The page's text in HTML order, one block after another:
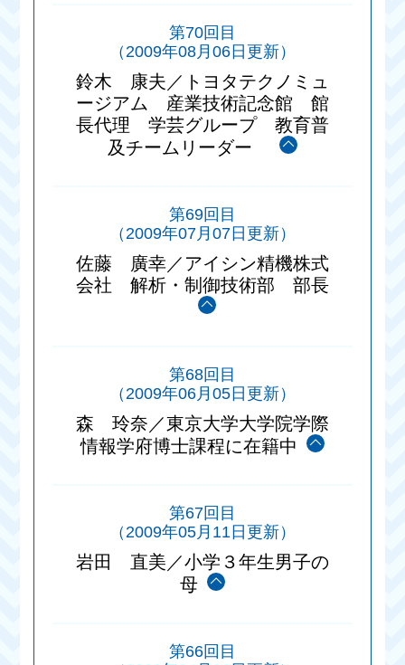
第70回目
（2009年08月06日更新）
鈴木 康夫／トヨタテクノミュ
ージアム 産業技術記念館 館
長代理 学芸グループ 教育普
及チームリーダー
第69回目
（2009年07月07日更新）
佐藤 廣幸／アイシン精機株式
会社 解析・制御技術部 部長
第68回目
（2009年06月05日更新）
森 玲奈／東京大学大学院学際
情報学府博士課程に在籍中
第67回目
（2009年05月11日更新）
岩田 直美／小学３年生男子の
母
第66回目